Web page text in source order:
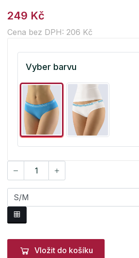
249 Kč
Cena bez DPH: 206 Kč
Vyber barvu
Vložit do košíku